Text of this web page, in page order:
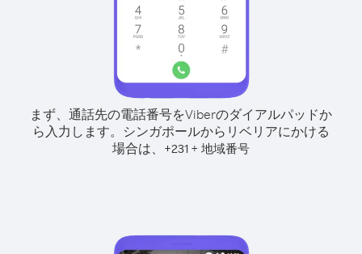
まず、通話先の電話番号をViberのダイアルパッドか
ら入力します。 シンガポールからリベリアにかける
場合は、 +231 + 地域番号